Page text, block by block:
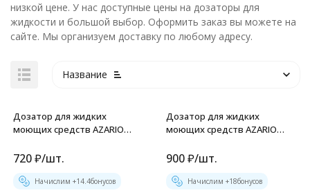
низкой цене. У нас доступные цены на дозаторы для
жидкости и большой выбор. Оформить заказ вы можете на
сайте. Мы организуем доставку по любому адресу.
Название
Дозатор для жидких
моющих средств AZARIO
емкость - нержавеющая
720₽/шт.
Начислим +14.4бонусов
Дозатор для жидких
моющих средств AZARIO
емкость - пластик, хром (AZ-
900₽/шт.
Начислим +18бонусов